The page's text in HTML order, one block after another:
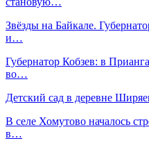
Звёзды на Байкале.
и…
Губернатор Кобзев: в
во…
Детский сад в деревне
В селе Хомутово началось
в…